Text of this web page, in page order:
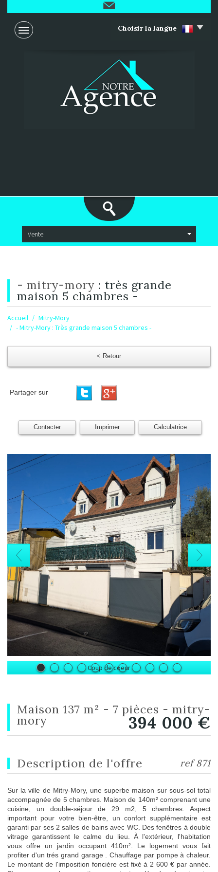
Choisir la langue
Vente
- mitry-mory : très grande
maison 5 chambres -
Accueil
Mitry-Mory
- Mitry-Mory : Très grande maison 5 chambres -
< Retour
Partager sur
Contacter Imprimer Calculatrice
Coup de coeur
maison 137 m² - 7 pièces - mitry-
mory 394 000 €
description de l'offre ref 871
Sur la ville de Mitry-Mory, une superbe maison sur sous-sol total
accompagnée de 5 chambres. Maison de 140m² comprenant une
cuisine, un double-séjour de 29 m2, 5 chambres. Aspect
important pour votre bien-être, un confort supplémentaire est
garanti par ses 2 salles de bains avec WC. Des fenêtres à double
vitrage garantissent le calme du lieu. À l'extérieur, l'habitation
vous offre un jardin occupant 410m². Le logement vous fait
profiter d'un trés grand garage . Chauffage par pompe à chaleur.
Le montant de l'imposition foncière est fixé à 2 600 € par année.